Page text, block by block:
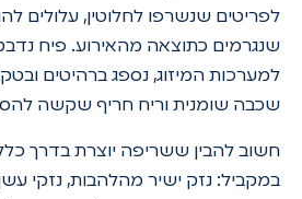
לפריטים שנשרפו לחלוטין, עלולים
שנגרמים כתוצאה מהאירוע. פיח
למערכות המיזוג, נספג ברהיטים
שכבה שומנית וריח חריף שקשה
חשוב להבין ששריפה יוצרת בדרך
במקביל: נזק ישיר מהלהבות, נזקי עשן